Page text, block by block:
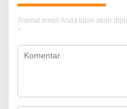
Alamat email Anda tidak akan
*